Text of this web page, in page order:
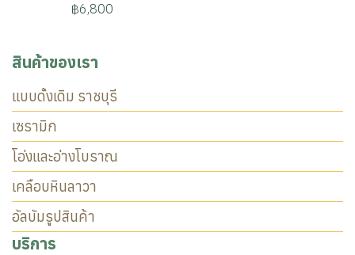
฿6,800
สินค้าของเรา
แบบดั้งเดิม ราชบุรี
เซรามิก
โอ่งและอ่างโบราณ
เคลือบหินลาวา
อัลบัมรูปสินค้า
บริการ